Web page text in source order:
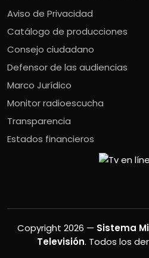
Aviso de Privacidad
Catálogo de producciones
Consejo ciudadano
Defensor de las audiencias
Marco Jurídico
Monitor radioescucha
Transparencia
Estados financieros
Copyright 2026 — Sistema
Televisión. Todos los